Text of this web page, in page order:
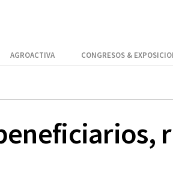
AGROACTIVA CONGRESOS &